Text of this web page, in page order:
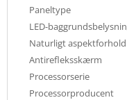
Paneltype
LED-
Naturligt aspektforhold
Antirefleksskærm
Processorserie
Processorproducent